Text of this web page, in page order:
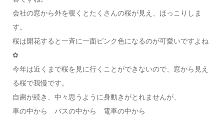
会社の窓から外を覗くとたくさんの桜が見え、ほっこりしま
す。
桜は開花すると一斉に一面ピンク色になるのが可愛いですよね
✿
今年は近くまで桜を見に行くことができないので、窓から見え
る桜で我慢です。
自粛が続き、中々思うように身動きがとれませんが、
車の中から バスの中から 電車の中から